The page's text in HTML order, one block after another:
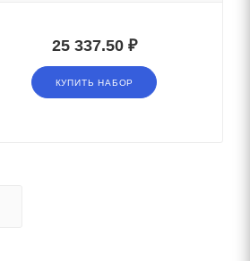
25 337.50 ₽
КУПИТЬ НАБОР